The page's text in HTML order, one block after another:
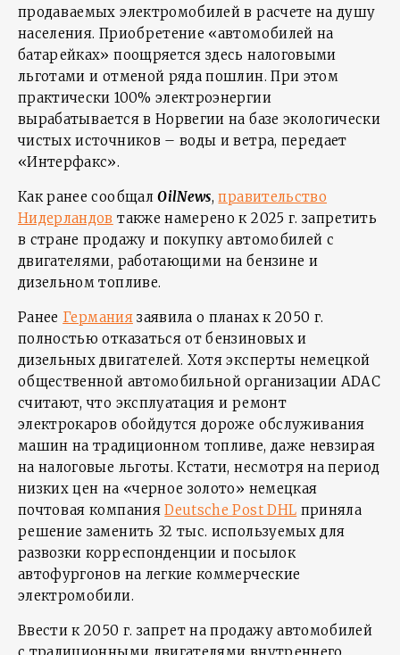
продаваемых электромобилей в расчете на душу
населения. Приобретение «автомобилей на
батарейках» поощряется здесь налоговыми
льготами и отменой ряда пошлин. При этом
практически 100% электроэнергии
вырабатывается в Норвегии на базе экологически
чистых источников – воды и ветра, передает
«Интерфакс».
Как ранее сообщалOilNews,правительство
Нидерландов также намерено к 2025 г. запретить
в стране продажу и покупку автомобилей с
двигателями, работающими на бензине и
дизельном топливе.
Ранее Германиязаявила о планах к 2050 г.
полностью отказаться от бензиновых и
дизельных двигателей. Хотя эксперты немецкой
общественной автомобильной организации ADAC
считают, что эксплуатация и ремонт
электрокаров обойдутся дороже обслуживания
машин на традиционном топливе, даже невзирая
на налоговые льготы. Кстати, несмотря на период
низких цен на «черное золото» немецкая
почтовая компанияDeutsche Post DHL приняла
решение заменить 32 тыс. используемых для
развозки корреспонденции и посылок
автофургонов на легкие коммерческие
электромобили.
Ввести к 2050 г. запрет на продажу автомобилей